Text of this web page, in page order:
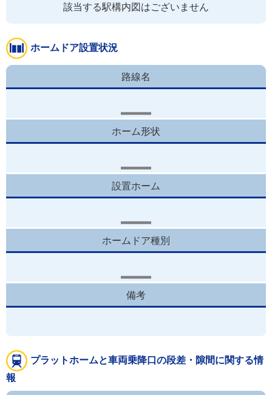
該当する駅構内図はございません
ホームドア設置状況
路線名
ホーム形状
設置ホーム
ホームドア種別
備考
プラットホームと車両乗降口の段差・隙間に関する情
報